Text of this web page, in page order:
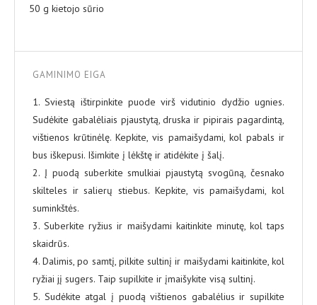
50 g kietojo sūrio
GAMINIMO EIGA
1. Sviestą ištirpinkite puode virš vidutinio dydžio ugnies.
Sudėkite gabalėliais pjaustytą, druska ir pipirais pagardintą,
vištienos krūtinėlę. Kepkite, vis pamaišydami, kol pabals ir
bus iškepusi. Išimkite į lėkštę ir atidėkite į šalį.
2. Į puodą suberkite smulkiai pjaustytą svogūną, česnako
skilteles ir salierų stiebus. Kepkite, vis pamaišydami, kol
suminkštės.
3. Suberkite ryžius ir maišydami kaitinkite minutę, kol taps
skaidrūs.
4. Dalimis, po samtį, pilkite sultinį ir maišydami kaitinkite, kol
ryžiai jį sugers. Taip supilkite ir įmaišykite visą sultinį.
5. Sudėkite atgal į puodą vištienos gabalėlius ir supilkite